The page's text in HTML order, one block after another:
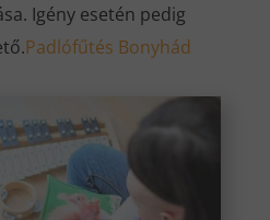
Igény esetén pedig
Padlófűtés Bonyhád